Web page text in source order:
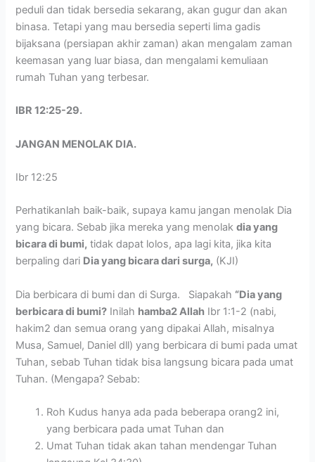
peduli dan tidak bersedia sekarang, akan gugur dan akan
binasa. Tetapi yang mau bersedia seperti lima gadis
bijaksana (persiapan akhir zaman) akan mengalam zaman
keemasan yang luar biasa, dan mengalami kemuliaan
rumah Tuhan yang terbesar.
IBR 12:25-29.
JANGAN MENOLAK DIA.
Ibr 12:25
Perhatikanlah baik-baik, supaya kamu jangan menolak Dia
yang bicara. Sebab jika mereka yang menolakdia yang
bicara di bumi, tidak dapat lolos, apa lagi kita, jika kita
berpaling dari Dia yang bicara dari surga, (KJI)
Dia berbicara di bumi dan di Surga. Siapakah “Dia yang
berbicara di bumi? Inilah hamba2 Allah Ibr 1:1-2 (nabi,
hakim2 dan semua orang yang dipakai Allah, misalnya
Musa, Samuel, Daniel dll) yang berbicara di bumi pada umat
Tuhan, sebab Tuhan tidak bisa langsung bicara pada umat
Tuhan. (Mengapa? Sebab:
Roh Kudus hanya ada pada beberapa orang2 ini,
yang berbicara pada umat Tuhan dan
Umat Tuhan tidak akan tahan mendengar Tuhan